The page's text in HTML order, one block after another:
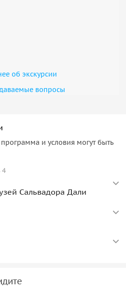
об экскурсии
вопросы
и условия могут быть
4
Сальвадора Дали